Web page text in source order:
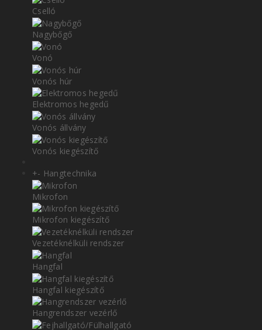
Cselló
Nagybőgő
Vonó
Vonós húr
Elektromos hegedű
Vonós állvány
Vonós kiegészítő
+- Hangtechnika
Mikrofon
Mikrofon kiegészítő
Vezetéknélküli rendszer
Hangfal
Hangfal kiegészítő
Hangrendszer vezérlő